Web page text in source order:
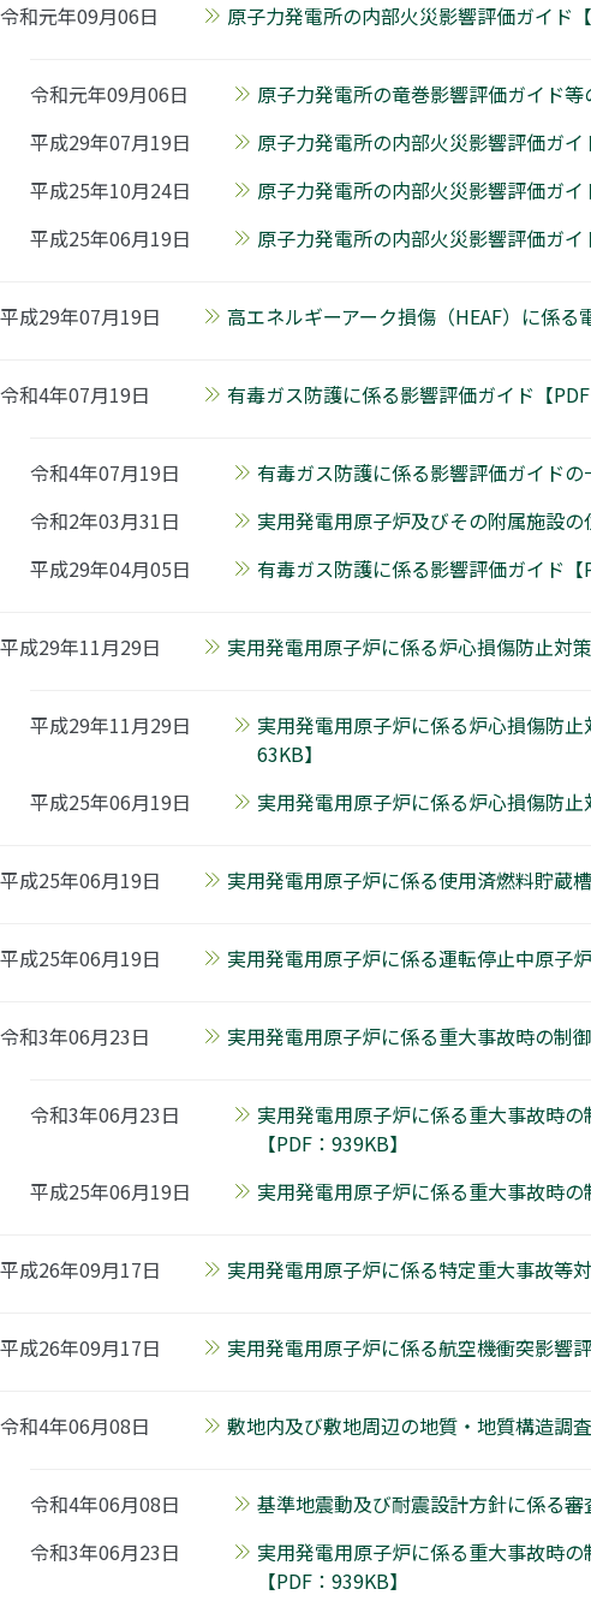
令和元年09月06日 原子力発電所の内部火災影響評価ガイド【
令和元年09月06日
原子力発電所の竜巻影響評価ガイド等
平成29年07月19日
原子力発電所の内部火災影響評価ガイ
平成25年10月24日
原子力発電所の内部火災影響評価ガイ
平成25年06月19日
原子力発電所の内部火災影響評価ガイ
平成29年07月19日 高エネルギーアーク損傷（HEAF）に係る
令和4年07月19日 有毒ガス防護に係る影響評価ガイド【PDF
令和4年07月19日
有毒ガス防護に係る影響評価ガイドの
令和2年03月31日
実用発電用原子炉及びその附属施設
平成29年04月05日
有毒ガス防護に係る影響評価ガイド【
平成29年11月29日 実用発電用原子炉に係る炉心損傷防止対
平成29年11月29日
実用発電用原子炉に係る炉心損傷防
63KB】
平成25年06月19日
実用発電用原子炉に係る炉心損傷防
平成25年06月19日 実用発電用原子炉に係る使用済燃料貯蔵
平成25年06月19日 実用発電用原子炉に係る運転停止中原子
令和3年06月23日 実用発電用原子炉に係る重大事故時の制
令和3年06月23日
実用発電用原子炉に係る重大事故時
【PDF：939KB】
平成25年06月19日
実用発電用原子炉に係る重大事故時
平成26年09月17日 実用発電用原子炉に係る特定重大事故等
平成26年09月17日 実用発電用原子炉に係る航空機衝突影響
令和4年06月08日 敷地内及び敷地周辺の地質・地質構造調
令和4年06月08日
基準地震動及び耐震設計方針に係る審
令和3年06月23日
実用発電用原子炉に係る重大事故時
【PDF：939KB】